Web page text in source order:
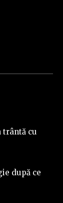
trântă cu
după ce